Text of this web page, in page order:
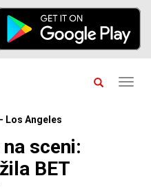
Los Angeles
sceni:
BET